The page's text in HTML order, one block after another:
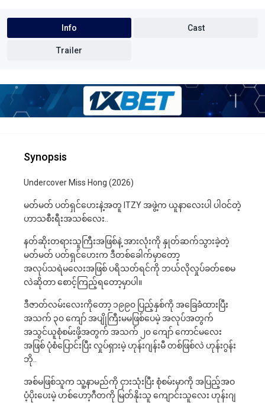
Info Cast
Trailer
Synopsis
Undercover Miss Hong (2026)
မတ်မတ် ပတ်ရှင်ဟေးနဲ့အတူ ITZY အဖွဲ့က ယူနာလေးပါ ပါဝင်တဲ့
ဟာသစီးရီးအသစ်လေး..
နတ်ဆိုးတရားသူကြီးအဖြစ်နဲ့ အားလုံးကို နှုတ်ဆက်သွားခဲ့တဲ့
မတ်မတ် ပတ်ရှင်ဟေးက ဒီတစ်ခေါက်မှာတော့
အလုပ်သရဲမလေးအဖြစ် ပရိသတ်ရင်ကို ဘယ်လိုလှုပ်ခတ်စေမ
လဲဆိုတာ စောင့်ကြည့်ရတော့မှာပါ။
ဒီဇာတ်လမ်းလေးကိုတော့ ၁၉၉၀ ပြည့်နှစ်ကို အခြေခံထားပြီး
အသက် ၃၀ ကျော် အပျိုကြီးမမဖြစ်ပေမဲ့ အလုပ်အတွက်
အသွင်ယူစုံစမ်းဖို့အတွက် အသက် ၂၀ ကျော် ကောင်မလေး
အဖြစ် ပုံစံပြောင်းပြီး လှုပ်ရှားမဲ့ ဟုန်းဂျန်းမီ တစ်ဖြစ်လဲ ဟုန်းဂွန်း
ဘို..
အစ်မဖြစ်သူက သူ့နာမည်ကို ငှားသုံးပြီး စုံစမ်းမှာကို အပြည့်အဝ
ပံ့ပိုးပေးမဲ့ ဟစ်ဟော့ဂီတကို မြတ်နိုးသူ ကျောင်းသူလေး ဟုန်းဂျ